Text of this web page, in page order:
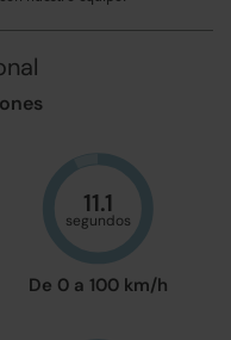
De 0 a 100 km/h
11.1
segundos